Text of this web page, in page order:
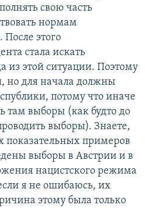
свою часть
нормам
этого
стала искать
из этой ситуации. Поэтому
но для начала должны
потому что иначе
выборы (как будто до
выборы). Знаете,
показательных примеров
выборы в Австрии и в
нацистского режима
я не ошибаюсь, их
этому была только